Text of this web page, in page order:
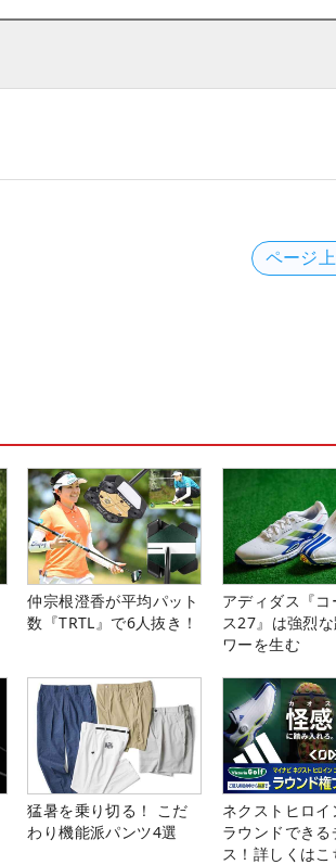
ページ
仲宗根澄香が平均パット
数『TRTL』で6人抜き！
アディダス『コ
ス27』は強烈
ワーを生む
猛暑を乗り切る！ こだ
わり機能派パンツ4選
ネクストヒロイ
ラウンドできる
ス！詳しくはこ